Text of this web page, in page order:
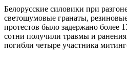
Белорусские силовики при
светошумовые гранаты,
протестов было задержано более
сотни получили травмы и
погибли четыре участника